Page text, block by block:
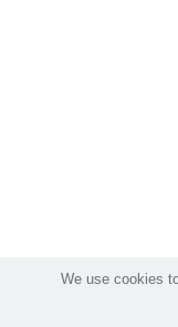
We use cookies